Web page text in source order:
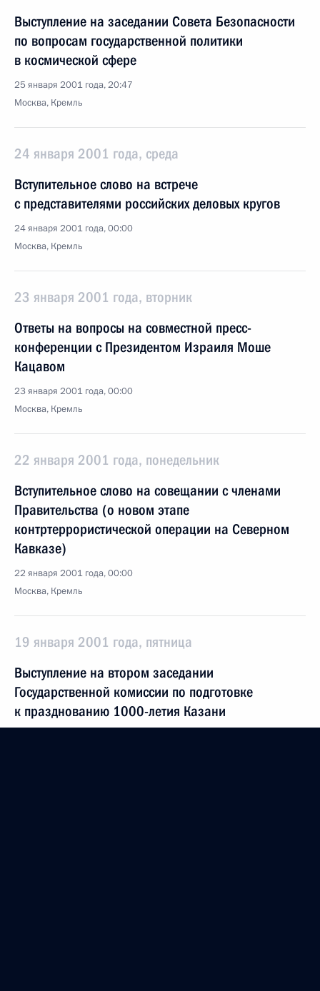
Выступление на заседании Совета Безопасности
по вопросам государственной политики
в космической сфере
25 января 2001 года, 20:47
Москва, Кремль
24 января 2001 года, среда
Вступительное слово на встрече
с представителями российских деловых кругов
24 января 2001 года, 00:00
Москва, Кремль
23 января 2001 года, вторник
Ответы на вопросы на совместной пресс-
конференции с Президентом Израиля Моше
Кацавом
23 января 2001 года, 00:00
Москва, Кремль
22 января 2001 года, понедельник
Вступительное слово на совещании с членами
Правительства (о новом этапе
контртеррористической операции на Северном
Кавказе)
22 января 2001 года, 00:00
Москва, Кремль
19 января 2001 года, пятница
Выступление на втором заседании
Государственной комиссии по подготовке
к празднованию 1000-летия Казани